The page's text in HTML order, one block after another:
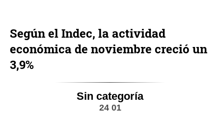
Según el Indec, la actividad
económica de noviembre creció un
3,9%
Sin categoría
24 01